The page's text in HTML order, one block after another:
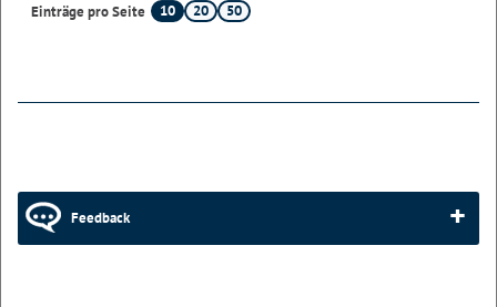
Einträge pro Seite
10 20 50
Feedback